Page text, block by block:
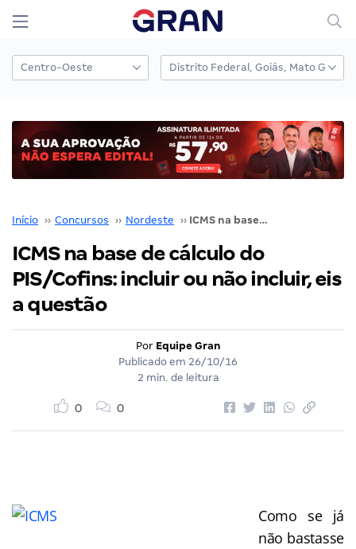
Início ›› Concursos ›› Nordeste ›› ICMS na base de cálculo do PIS/Cofins: incluir ou não incluir, eis a questão
ICMS na base de cálculo do
PIS/Cofins: incluir ou não incluir, eis
a questão
Por Equipe Gran
Publicado em 26/10/16
2 min. de leitura
0 0
Como se já
não bastasse